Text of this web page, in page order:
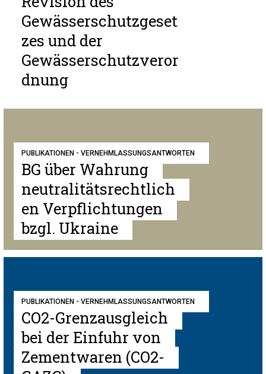
Gewässerschutzgeset
zes und der
Gewässerschutzveror
dnung
PUBLIKATIONEN - VERNEHMLASSUNGSANTWORTEN
BG über Wahrung
neutralitätsrechtlich
en Verpflichtungen
bzgl. Ukraine
PUBLIKATIONEN - VERNEHMLASSUNGSANTWORTEN
CO2-Grenzausgleich
bei der Einfuhr von
Zementwaren (CO2-